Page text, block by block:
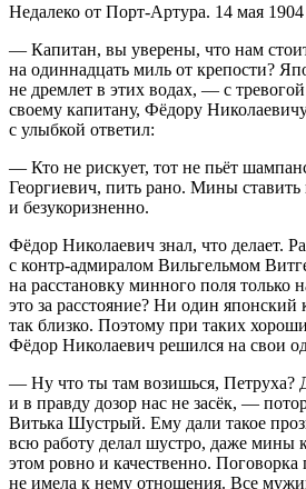
Недалеко от Порт-Артура. 14 мая 1904
— Капитан, вы уверены, что нам
на одиннадцать миль от крепости?
не дремлет в этих водах, — с
своему капитану, Фёдору
с улыбкой ответил:
— Кто не рискует, тот не пьёт
Георгиевич, пить рано. Мины
и безукоризненно.
Фёдор Николаевич знал, что делает.
с контр-адмиралом Вильгельмом
на расстановку минного поля только
это за расстояние? Ни один японский
так близко. Поэтому при таких
Фёдор Николаевич решился на свои
— Ну что ты там возишься, Петруха?
и в правду дозор нас не засёк, —
Витька Шустрый. Ему дали такое
всю работу делал шустро, даже мины
этом ровно и качественно.
не имела к нему отношения. Все